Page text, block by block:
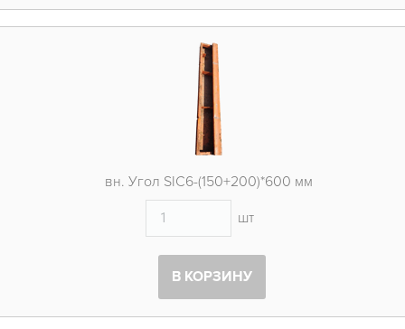
вн. Угол SIC6-(150+200)*600 мм
шт
В КОРЗИНУ